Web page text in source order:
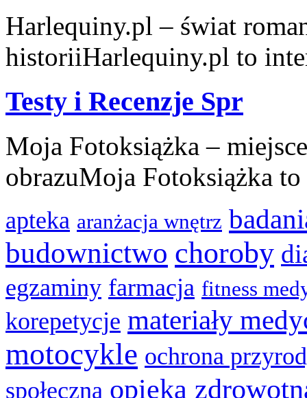
Harlequiny.pl – świat
historiiHarlequiny.pl to
Testy i Recenzje Spr
Moja Fotoksiążka –
obrazuMoja Fotoksiążka to
apteka aranżacja wnętrz
budownictwo choroby
egzaminy farmacja fitness
korepetycje materiały
motocykle ochrona
społeczna opieka